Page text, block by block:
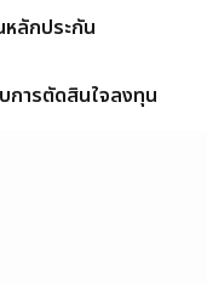
มุดบัญชีธนาคารออนไลน์
บริการ YUANTA อื่นๆ
นหุ้นออนไลน์
ลักประกัน
บบ E-Payment
การตัดสินใจลงทุน